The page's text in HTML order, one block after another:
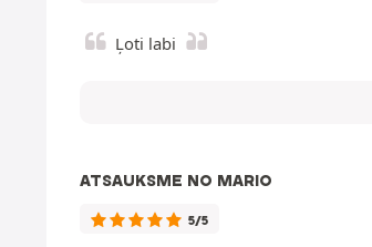
Ļoti labi
ATSAUKSME NO MARIO
5/5